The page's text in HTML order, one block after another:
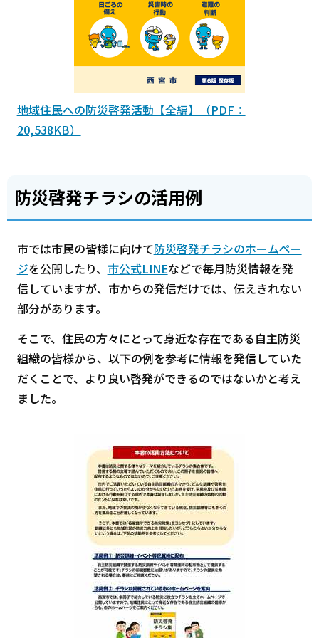
地域住民への防災啓発活動【全編】（PDF：
20,538KB）
防災啓発チラシの活用例
市では市民の皆様に向けて防災啓発チラシのホームペー
ジを公開したり、 市公式LINEなどで毎月防災情報を発
信していますが、市からの発信だけでは、伝えきれない
部分があります。
そこで、住民の方々にとって身近な存在である自主防災
組織の皆様から、以下の例を参考に情報を発信していた
だくことで、より良い啓発ができるのではないかと考え
ました。